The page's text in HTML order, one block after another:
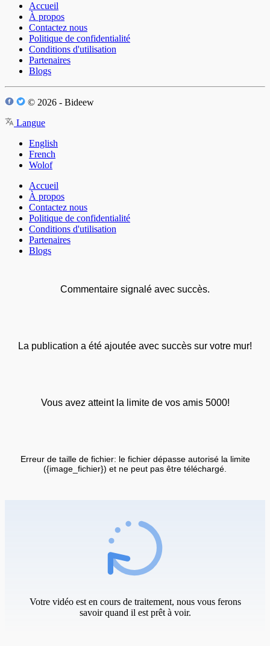
Accueil
À propos
Contactez nous
Politique de confidentialité
Conditions d'utilisation
Partenaires
Blogs
© 2026 - Bideew
Langue
English
French
Wolof
Accueil
À propos
Contactez nous
Politique de confidentialité
Conditions d'utilisation
Partenaires
Blogs
Commentaire signalé avec succès.
La publication a été ajoutée avec succès sur votre mur!
Vous avez atteint la limite de vos amis 5000!
Erreur de taille de fichier: le fichier dépasse autorisé la limite
({image_fichier}) et ne peut pas être téléchargé.
Votre vidéo est en cours de traitement, nous vous ferons
savoir quand il est prêt à voir.